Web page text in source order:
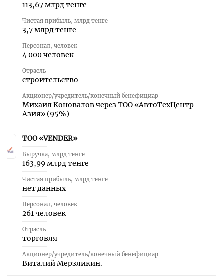
113,67 млрд тенге
Чистая прибыль, млрд тенге
3,7 млрд тенге
Персонал, человек
4 000 человек
Отрасль
строительство
Акционер/учредитель/конечный бенефициар
Михаил Коновалов через ТОО «АвтоТехЦентр-
Азия» (95 %)
ТОО «VENDER»
Выручка, млрд тенге
163,99 млрд тенге
Чистая прибыль, млрд тенге
нет данных
Персонал, человек
261 человек
Отрасль
торговля
Акционер/учредитель/конечный бенефициар
Виталий Мерзликин.